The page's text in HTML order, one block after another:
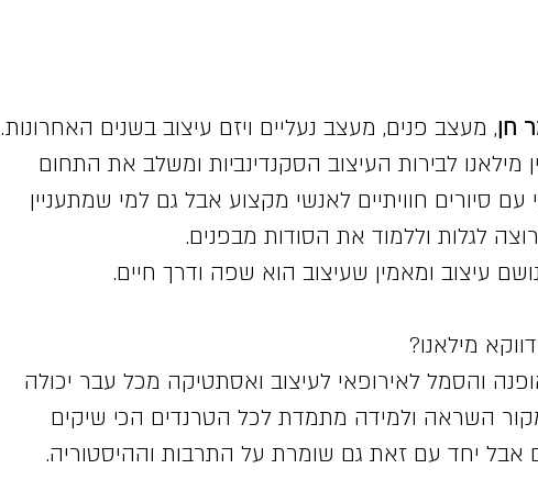
חן, מעצב פנים, מעצב נעליים ויזם עיצוב בשנים האחרונות.
מילאנו לבירות העיצוב הסקנדינביות ומשלב את התחום
עם סיורים חוויתיים לאנשי מקצוע אבל גם למי שמתעניין
לגלות וללמוד את הסודות מבפנים.
עיצוב ומאמין שעיצוב הוא שפה ודרך חיים.
מילאנו?
והסמל לאירופאי לעיצוב ואסתטיקה מכל עבר יכולה
השראה ולמידה מתמדת לכל הטרנדים הכי שיקים
אבל יחד עם זאת גם שומרת על התרבות וההיסטוריה.